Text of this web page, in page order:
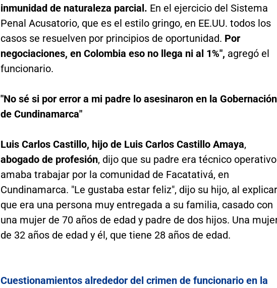
inmunidad de naturaleza parcial. En el ejercicio del Sistema
Penal Acusatorio, que es el estilo gringo, en EE.UU. todos los
casos se resuelven por principios de oportunidad. Por
negociaciones, en Colombia eso no llega ni al 1%", agregó el
funcionario.
"No sé si por error a mi padre lo asesinaron en la Gobernación
de Cundinamarca"
Luis Carlos Castillo, hijo de Luis Carlos Castillo Amaya,
abogado de profesión, dijo que su padre era técnico
amaba trabajar por la comunidad de Facatativá, en
Cundinamarca. "Le gustaba estar feliz", dijo su hijo, al explicar
que era una persona muy entregada a su familia, casado con
una mujer de 70 años de edad y padre de dos hijos. Una
de 32 años de edad y él, que tiene 28 años de edad.
Cuestionamientos alrededor del crimen de funcionario en la